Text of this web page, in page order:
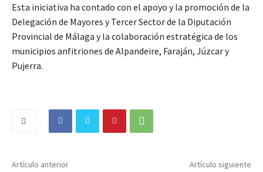
Esta iniciativa ha contado con el apoyo y la promoción de la
Delegación de Mayores y Tercer Sector de la Diputación
Provincial de Málaga y la colaboración estratégica de los
municipios anfitriones de Alpandeire, Faraján, Júzcar y
Pujerra.
Artículo anterior Artículo siguiente